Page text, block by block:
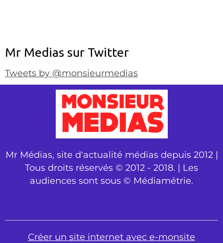
Mr Medias sur Twitter
Tweets by @monsieurmedias
Mr Médias, site d'actualité médias depuis 2012 |
Tous droits réservés © 2012 - 2018. | Les
audiences sont sous © Médiamétrie.
Créer un site internet avec e-monsite